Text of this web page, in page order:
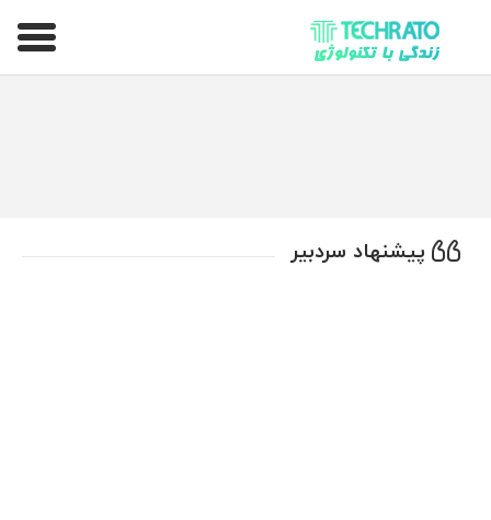
تکراتو – زندگی با تکنولوژی
پیشنهاد سردبیر